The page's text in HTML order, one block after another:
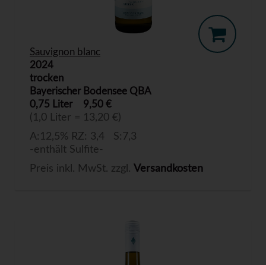
Sauvignon blanc
2024
trocken
Bayerischer Bodensee QBA
0,75 Liter
9,50 €
(1,0 Liter = 13,20 €)
A:12,5% RZ: 3,4 S:7,3
-enthält Sulfite-
Preis inkl. MwSt. zzgl. Versandkosten